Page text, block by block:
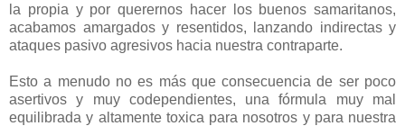
la propia y por querernos hacer los buenos samaritanos,
acabamos amargados y resentidos, lanzando indirectas y
ataques pasivo agresivos hacia nuestra contraparte.
Esto a menudo no es más que consecuencia de ser poco
asertivos y muy codependientes, una fórmula muy mal
equilibrada y altamente toxica para nosotros y para nuestra